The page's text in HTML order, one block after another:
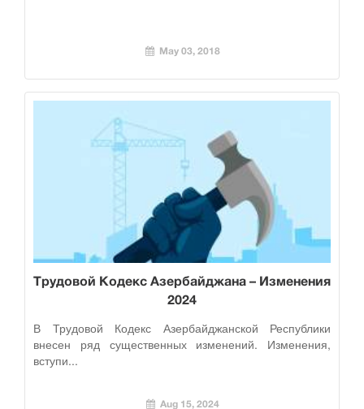
May 03, 2018
Трудовой Кодекс Азербайджана – Изменения
2024
В Трудовой Кодекс Азербайджанской Республики
внесен ряд существенных изменений. Изменения,
вступи...
Aug 15, 2024